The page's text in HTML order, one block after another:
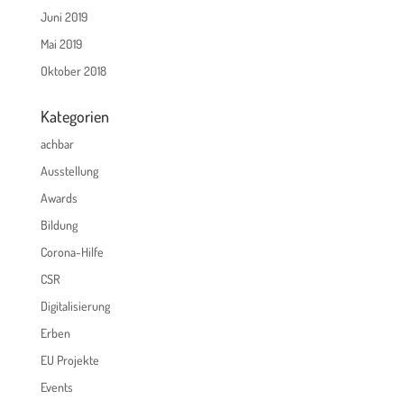
Juni 2019
Mai 2019
Oktober 2018
Kategorien
achbar
Ausstellung
Awards
Bildung
Corona-Hilfe
CSR
Digitalisierung
Erben
EU Projekte
Events